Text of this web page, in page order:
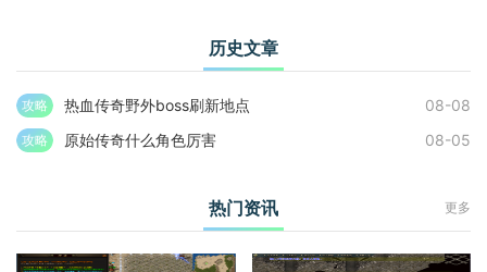
历史文章
攻略 热血传奇野外boss刷新地点 08-08
攻略 原始传奇什么角色厉害 08-05
热门资讯 更多